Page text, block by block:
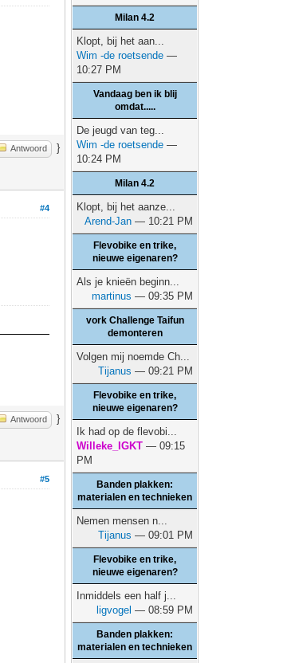
Antwoord }
#4
Antwoord }
#5
Milan 4.2
Klopt, bij het aan...
Wim -de roetsende —
10:27 PM
Vandaag ben ik blij
omdat.....
De jeugd van teg...
Wim -de roetsende —
10:24 PM
Milan 4.2
Klopt, bij het aanze...
Arend-Jan — 10:21 PM
Flevobike en trike,
nieuwe eigenaren?
Als je knieën beginn...
martinus — 09:35 PM
vork Challenge Taifun
demonteren
Volgen mij noemde Ch...
Tijanus — 09:21 PM
Flevobike en trike,
nieuwe eigenaren?
Ik had op de flevobi...
Willeke_IGKT — 09:15
PM
Banden plakken:
materialen en technieken
Nemen mensen n...
Tijanus — 09:01 PM
Flevobike en trike,
nieuwe eigenaren?
Inmiddels een half j...
ligvogel — 08:59 PM
Banden plakken:
materialen en technieken